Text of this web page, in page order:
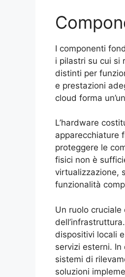
I componenti
i pilastri su cui si
distinti per
e prestazioni
cloud forma
L’hardware
apparecchiature
proteggere le
fisici non è
virtualizzazione,
funzionalità
Un ruolo
dispositivi locali
servizi esterni.
sistemi di
soluzioni